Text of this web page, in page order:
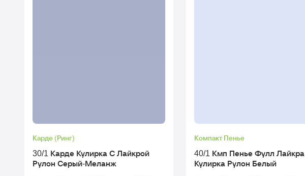
Карде (Ринг)
30/1 Карде Кулирка С Лайкрой
Рулон Серый-Меланж
Компакт Пенье
40/1 Кмп Пенье Фулл Лайкра
Кулирка Рулон Белый